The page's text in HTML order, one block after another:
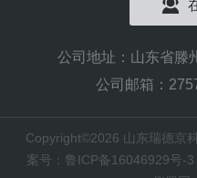
公司地址：山东省滕
公司邮箱：
Copyright©2026 山东瑞德京
案号：鲁ICP备16046929号-3